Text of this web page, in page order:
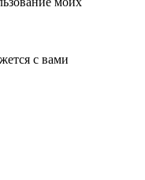
с вами